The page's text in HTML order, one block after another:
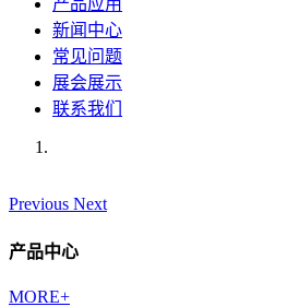
产品应用
新闻中心
常见问题
展会展示
联系我们
Previous Next
产品中心
MORE+